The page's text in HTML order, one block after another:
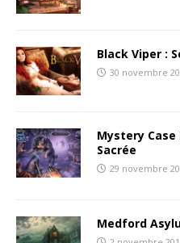
Black Viper :
30 novembre
Mystery Case
Sacrée
29 novembre
Medford